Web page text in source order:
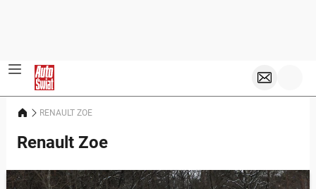
RENAULT ZOE
Renault Zoe